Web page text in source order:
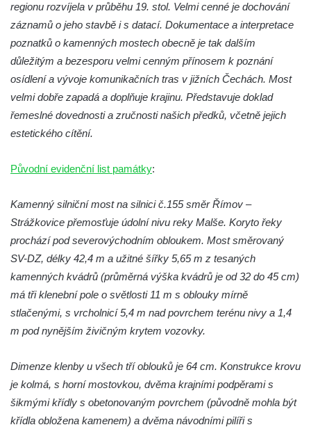
regionu rozvíjela v průběhu 19. stol. Velmi cenné je dochování
záznamů o jeho stavbě i s datací. Dokumentace a interpretace
poznatků o kamenných mostech obecně je tak dalším
důležitým a bezesporu velmi cenným přínosem k poznání
osídlení a vývoje komunikačních tras v jižních Čechách. Most
velmi dobře zapadá a doplňuje krajinu. Představuje doklad
řemeslné dovednosti a zručnosti našich předků, včetně jejich
estetického cítění.
Původní evidenční list památky:
Kamenný silniční most na silnici č.155 směr Římov –
Strážkovice přemosťuje údolní nivu reky Malše. Koryto řeky
prochází pod severovýchodním obloukem. Most směrovaný
SV-DZ, délky 42,4 m a užitné šířky 5,65 m z tesaných
kamenných kvádrů (průměrná výška kvádrů je od 32 do 45 cm)
má tři klenební pole o světlosti 11 m s oblouky mírně
stlačenými, s vrcholnicí 5,4 m nad povrchem terénu nivy a 1,4
m pod nynějším živičným krytem vozovky.
Dimenze klenby u všech tří oblouků je 64 cm. Konstrukce krovu
je kolmá, s horní mostovkou, dvěma krajními podpěrami s
šikmými křídly s obetonovaným povrchem (původně mohla být
křídla obložena kamenem) a dvěma návodními pilíři s